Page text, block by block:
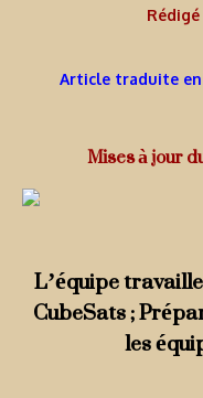
Article traduite en
Mises à jour
L’équipe
CubeSats ;
les